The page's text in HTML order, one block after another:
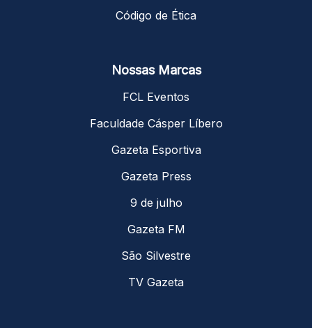
Código de Ética
Nossas Marcas
FCL Eventos
Faculdade Cásper Líbero
Gazeta Esportiva
Gazeta Press
9 de julho
Gazeta FM
São Silvestre
TV Gazeta